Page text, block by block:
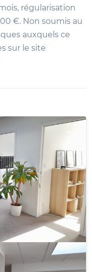
régularisation
€. Non soumis au
auxquels ce
sur le site